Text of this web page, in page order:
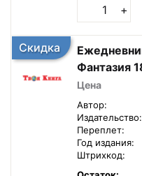
+
Скидка
Фантазия
Цена
Автор:
Издательство:
Переплет:
Год издания:
Штрихкод: